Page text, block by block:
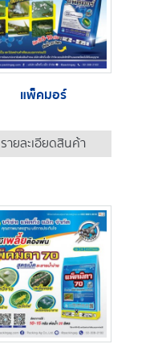
แพ็คมอร์
รายละเอียดสินค้า